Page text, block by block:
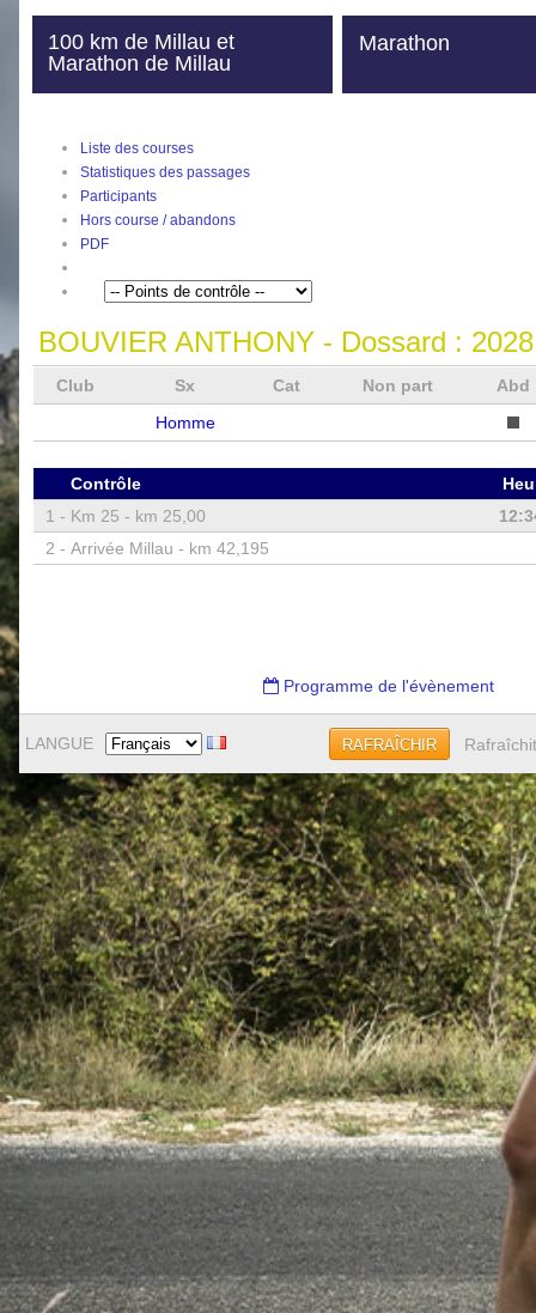
100 km de Millau et
Marathon de Millau
Marathon
Liste des courses
Statistiques des passages
Participants
Hors course / abandons
PDF
BOUVIER ANTHONY- Dossard : 2028
Club Sx Cat Non part
Abd
Homme
Contrôle
1 - Km 25 - km 25,00
2 - Arrivée Millau - km 42,195
Programme de l'évènement
LANGUE RAFRAÎCHIR